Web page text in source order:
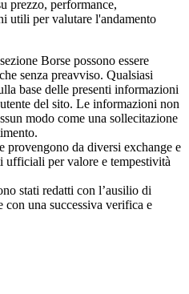
prezzo, performance,
utili per valutare l'andamento
Borse possono essere
senza preavviso. Qualsiasi
base delle presenti informazioni
del sito. Le informazioni non
modo come una sollecitazione
provengono da diversi exchange e
ufficiali per valore e tempestività
stati redatti con l’ausilio di
una successiva verifica e